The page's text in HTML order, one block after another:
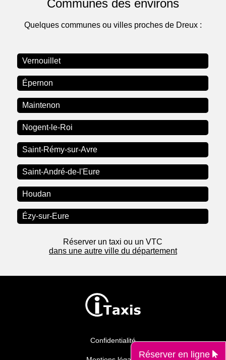
Communes des environs
Quelques communes ou villes proches de Dreux :
Vernouillet
Épernon
Maintenon
Nogent-le-Roi
Saint-Rémy-sur-Avre
Saint-André-de-l'Eure
Houdan
Ézy-sur-Eure
Réserver un taxi ou un VTC
dans une autre ville du département
Confidentialité
Réserver en ligne